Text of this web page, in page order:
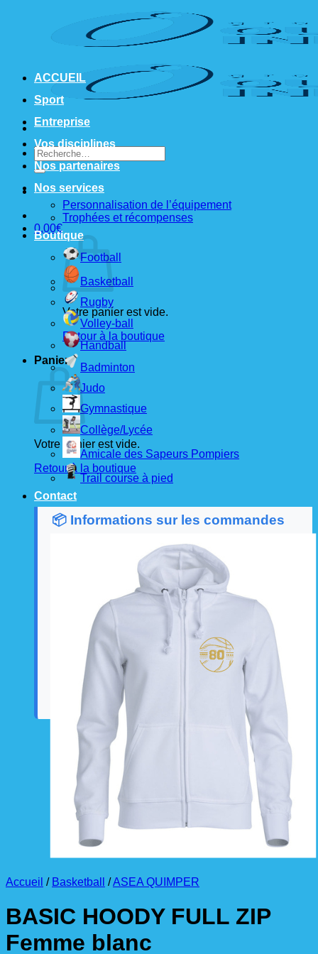
Recherche
pour :
0,00€
Votre panier est vide.
Retour à la boutique
Panier
Votre panier est vide.
Retour à la boutique
📦 Informations sur les commandes
Les commandes sont passéesles 1er et 15 de
auprès de nos fournisseurs.
À partir de ces dates, le
délai de livraison est
d'environ 3 semaines
La livraison est effectuée directement au club
La commande est à récupérer auprès du
référent des équipements du club
ACCUEIL
Sport
Entreprise
Vos disciplines
Nos partenaires
Nos services
Personnalisation de l’équipement
Trophées et récompenses
Boutique
Football
Basketball
Rugby
Volley-ball
Handball
Badminton
Judo
Gymnastique
Collège/Lycée
Amicale des Sapeurs Pompiers
Trail course à pied
Contact
Accueil / Basketball /ASEA QUIMPER
BASIC HOODY FULL ZIP
Femme blanc